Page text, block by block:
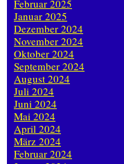
Februar 2025
Januar 2025
Dezember 2024
November 2024
Oktober 2024
September 2024
August 2024
Juli 2024
Juni 2024
Mai 2024
April 2024
März 2024
Februar 2024